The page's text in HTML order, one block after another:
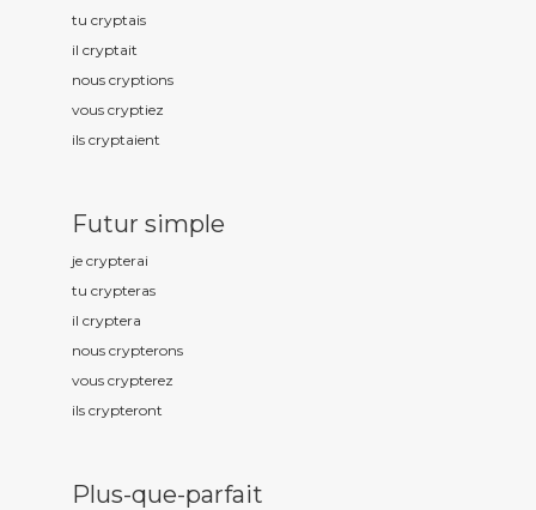
tu cryptais
il cryptait
nous cryptions
vous cryptiez
ils cryptaient
Futur simple
je crypterai
tu crypteras
il cryptera
nous crypterons
vous crypterez
ils crypteront
Plus-que-parfait